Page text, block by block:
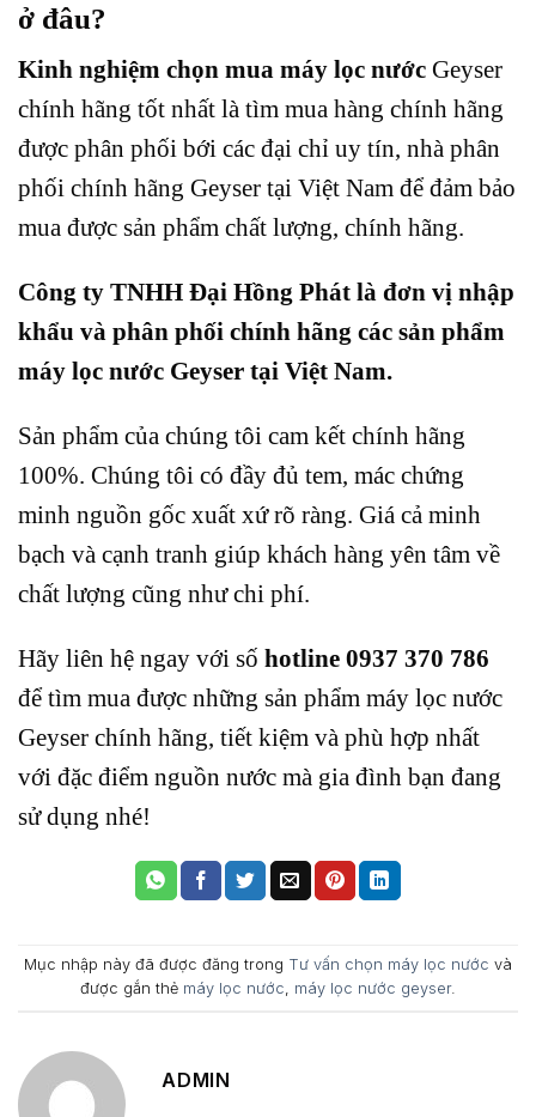
ở đâu?
Kinh nghiệm chọn mua máy lọc nước Geyser
chính hãng tốt nhất là tìm mua hàng chính hãng
được phân phối bới các đại chỉ uy tín, nhà phân
phối chính hãng Geyser tại Việt Nam để đảm bảo
mua được sản phẩm chất lượng, chính hãng.
Công ty TNHH Đại Hồng Phát là đơn vị nhập
khẩu và phân phối chính hãng các sản phẩm
máy lọc nước Geyser tại Việt Nam.
Sản phẩm của chúng tôi cam kết chính hãng
100%. Chúng tôi có đầy đủ tem, mác chứng
minh nguồn gốc xuất xứ rõ ràng. Giá cả minh
bạch và cạnh tranh giúp khách hàng yên tâm về
chất lượng cũng như chi phí.
Hãy liên hệ ngay với số hotline 0937 370 786
để tìm mua được những sản phẩm máy lọc nước
Geyser chính hãng, tiết kiệm và phù hợp nhất
với đặc điểm nguồn nước mà gia đình bạn đang
sử dụng nhé!
Mục nhập này đã được đăng trong Tư vấn chọn máy lọc nước và
được gắn thẻ máy lọc nước, máy lọc nước geyser.
ADMIN